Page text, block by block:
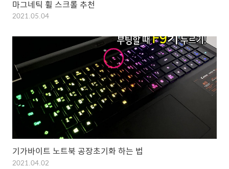
마그네틱 휠 스크롤 추천
2021.05.04
기가바이트 노트북 공장초기화 하는 법
2021.04.02